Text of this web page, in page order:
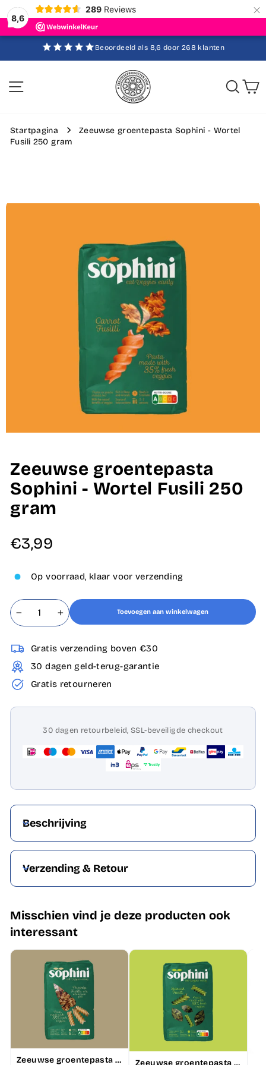
8,6
289 Reviews ×
inhoud
Beoordeeld als 8,6 door 268 klanten
Startpagina
Zeeuwse groentepasta Sophini - Wortel
Fusili 250 gram
Zeeuwse groentepasta
Sophini - Wortel Fusili 250
gram
Normale
prijs
€3,99
Op voorraad, klaar voor verzending
+
Toevoegen aan winkelwagen
Gratis verzending boven €30
30 dagen geld-terug-garantie
Gratis retourneren
30 dagen retourbeleid, SSL-beveiligde checkout
Beschrijving
Verzending & Retour
Misschien vind je deze producten ook
interessant
Zeeuwse groentepasta Sophini - Pastinaak Fusili 250 gram